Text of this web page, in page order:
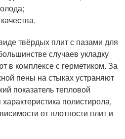
твёрдых плит с пазами для
случаев укладку
в комплексе с герметиком. За
пены на стыках устраняют
показатель тепловой
полистирола,
от плотности плит и